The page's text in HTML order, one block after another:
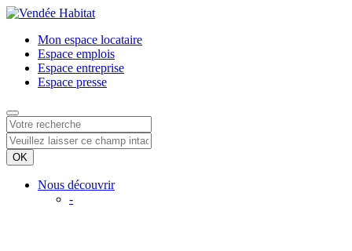
Mon espace locataire
Espace emplois
Espace entreprise
Espace presse
Nous découvrir
-